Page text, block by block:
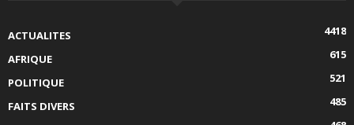
ACTUALITES
4418
AFRIQUE
615
POLITIQUE
521
FAITS DIVERS
485